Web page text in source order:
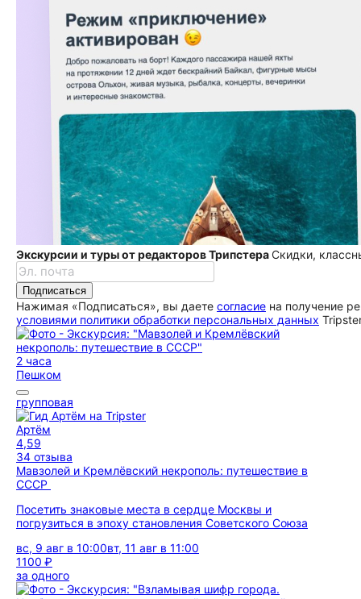
Экскурсии и туры от редакторов ТрипстераСкидки,
Подписаться
Нажимая «Подписаться», вы даете согласие на получение
условиями политики обработки персональных данных
2 часа
Пешком
групповая
Артём
4,59
34 отзыва
Мавзолей и Кремлёвский некрополь: путешествие в
СССР
Посетить знаковые места в сердце Москвы и
погрузиться в эпоху становления Советского Союза
вс, 9 авг в 10:00вт, 11 авг в 11:00
1100 ₽
за одного